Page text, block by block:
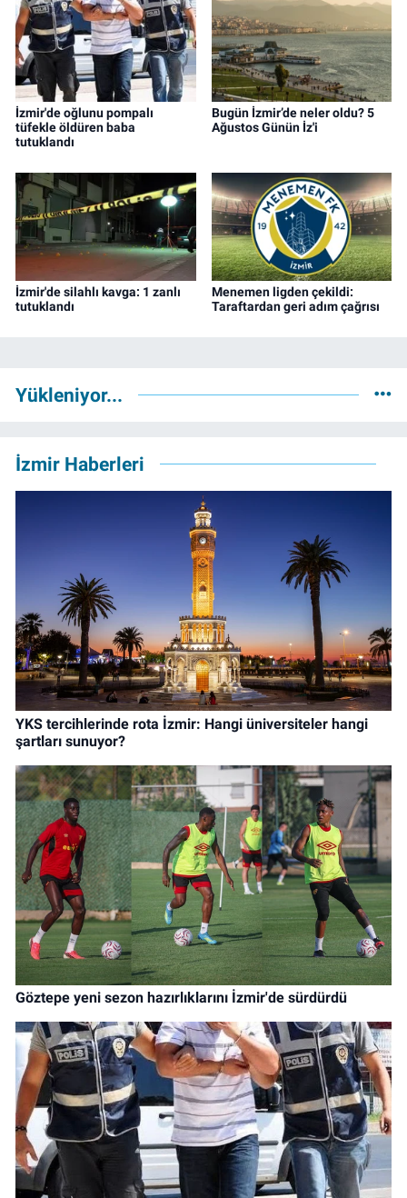
İzmir'de oğlunu pompalı
tüfekle öldüren baba
tutuklandı
Bugün İzmir’de neler oldu? 5
Ağustos Günün İz'i
İzmir'de silahlı kavga: 1 zanlı
tutuklandı
Menemen ligden çekildi:
Taraftardan geri adım çağrısı
Yükleniyor...
İzmir Haberleri
YKS tercihlerinde rota İzmir: Hangi üniversiteler hangi
şartları sunuyor?
Göztepe yeni sezon hazırlıklarını İzmir'de sürdürdü